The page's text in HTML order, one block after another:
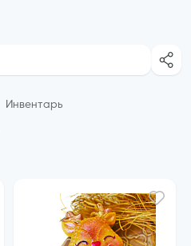
Инвентарь